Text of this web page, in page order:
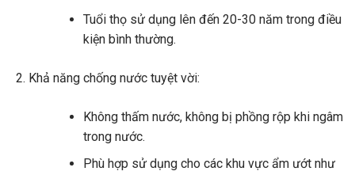
Tuổi thọ sử dụng lên đến 20-30 năm trong điều
kiện bình thường.
Khả năng chống nước tuyệt vời:
Không thấm nước, không bị phồng rộp khi ngâm
trong nước.
Phù hợp sử dụng cho các khu vực ẩm ướt như